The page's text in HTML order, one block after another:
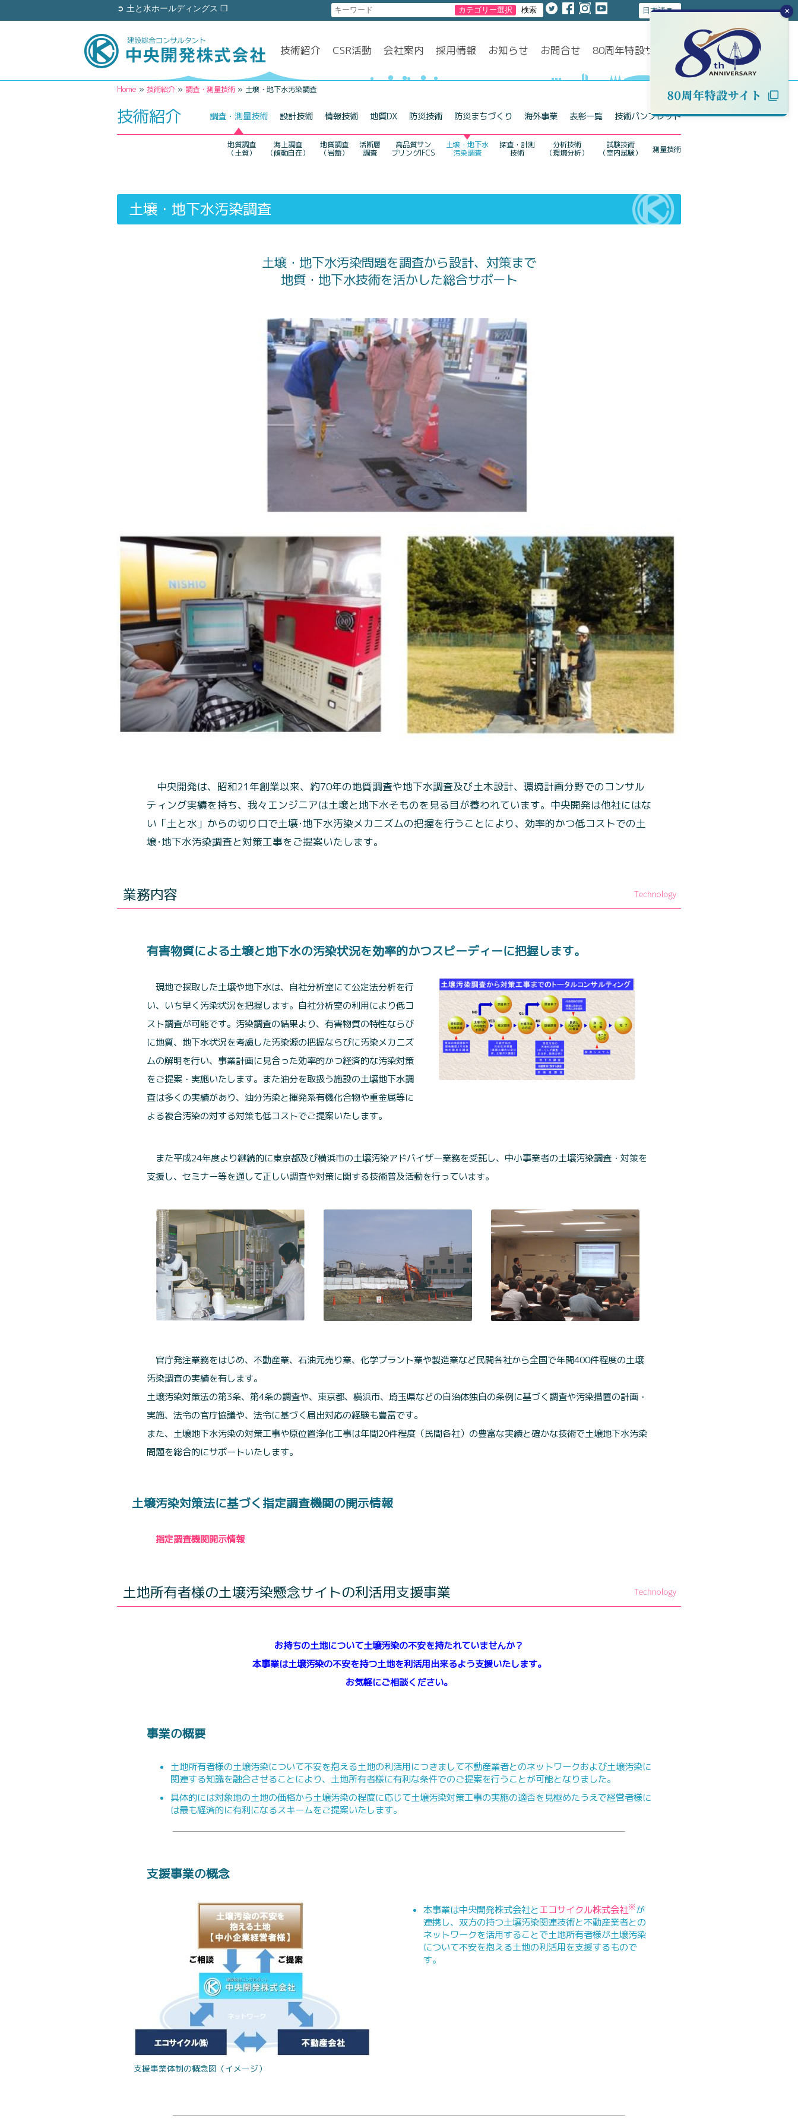
×
➲ 土と水ホールディングス ❐
技術紹介 CSR活動 会社案内 採用情報 お知らせ お問合せ 80周年特設サイト
Home » 技術紹介 » 調査・測量技術 » 土壌・地下水汚染調査
技術紹介 調査・測量技術 設計技術 情報技術 地質DX 防災技術 防災まちづくり 海外事業 表彰一覧 技術パンフレット
測量技術
試験技術
（室内試験）
分析技術
（環境分析）
探査・計測
技術
土壌・地下水
汚染調査
高品質サン
プリングIFCS
活断層
調査
地質調査
（岩盤）
海上調査
（傾動自在）
地質調査
（土質）
土壌・地下水汚染調査
土壌・地下水汚染問題を調査から設計、対策まで
地質・地下水技術を活かした総合サポート
中央開発は、昭和21年創業以来、約70年の地質調査や地下水調査及び土木設計、環境計画分野でのコンサル
ティング実績を持ち、我々エンジニアは土壌と地下水そものを見る目が養われています。中央開発は他社にはな
い「土と水」からの切り口で土壌･地下水汚染メカニズムの把握を行うことにより、効率的かつ低コストでの土
壌･地下水汚染調査と対策工事をご提案いたします。
業務内容
有害物質による土壌と地下水の汚染状況を効率的かつスピーディーに把握します。
現地で採取した土壌や地下水は、自社分析室にて公定法分析を行
い、いち早く汚染状況を把握します。自社分析室の利用により低コ
スト調査が可能です。汚染調査の結果より、有害物質の特性ならび
に地質、地下水状況を考慮した汚染源の把握ならびに汚染メカニズ
ムの解明を行い、事業計画に見合った効率的かつ経済的な汚染対策
をご提案・実施いたします。また油分を取扱う施設の土壌地下水調
査は多くの実績があり、油分汚染と揮発系有機化合物や重金属等に
よる複合汚染の対する対策も低コストでご提案いたします。
また平成24年度より継続的に東京都及び横浜市の土壌汚染アドバイザー業務を受託し、中小事業者の土壌汚染調査・対策を
支援し、セミナー等を通して正しい調査や対策に関する技術普及活動を行っています。
官庁発注業務をはじめ、不動産業、石油元売り業、化学プラント業や製造業など民間各社から全国で年間400件程度の土壌
汚染調査の実績を有します。
土壌汚染対策法の第3条、第4条の調査や、東京都、横浜市、埼玉県などの自治体独自の条例に基づく調査や汚染措置の計画・
実施、法令の官庁協議や、法令に基づく届出対応の経験も豊富です。
また、土壌地下水汚染の対策工事や原位置浄化工事は年間20件程度（民間各社）の豊富な実績と確かな技術で土壌地下水汚染
問題を総合的にサポートいたします。
土壌汚染対策法に基づく指定調査機関の開示情報
指定調査機関開示情報
土地所有者様の土壌汚染懸念サイトの利活用支援事業
お持ちの土地について土壌汚染の不安を持たれていませんか？
本事業は土壌汚染の不安を持つ土地を利活用出来るよう支援いたします。
お気軽にご相談ください。
事業の概要
土地所有者様の土壌汚染について不安を抱える土地の利活用につきまして不動産業者とのネットワークおよび土壌汚染に
関連する知識を融合させることにより、土地所有者様に有利な条件でのご提案を行うことが可能となりました。
具体的には対象地の土地の価格から土壌汚染の程度に応じて土壌汚染対策工事の実施の適否を見極めたうえで経営者様に
は最も経済的に有利になるスキームをご提案いたします。
支援事業の概念
支援事業体制の概念図（イメージ）
本事業は中央開発株式会社とエコサイクル株式会社※が
連携し、双方の持つ土壌汚染関連技術と不動産業者との
ネットワークを活用することで土地所有者様が土壌汚染
について不安を抱える土地の利活用を支援するもので
す。